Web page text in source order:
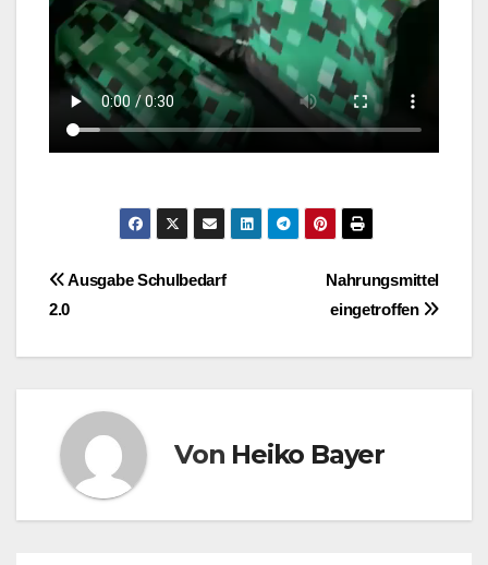
BeitragsnavigationNahrungsmittel
eingetroffen
Ausgabe Schulbedarf
2.0
Von Heiko Bayer